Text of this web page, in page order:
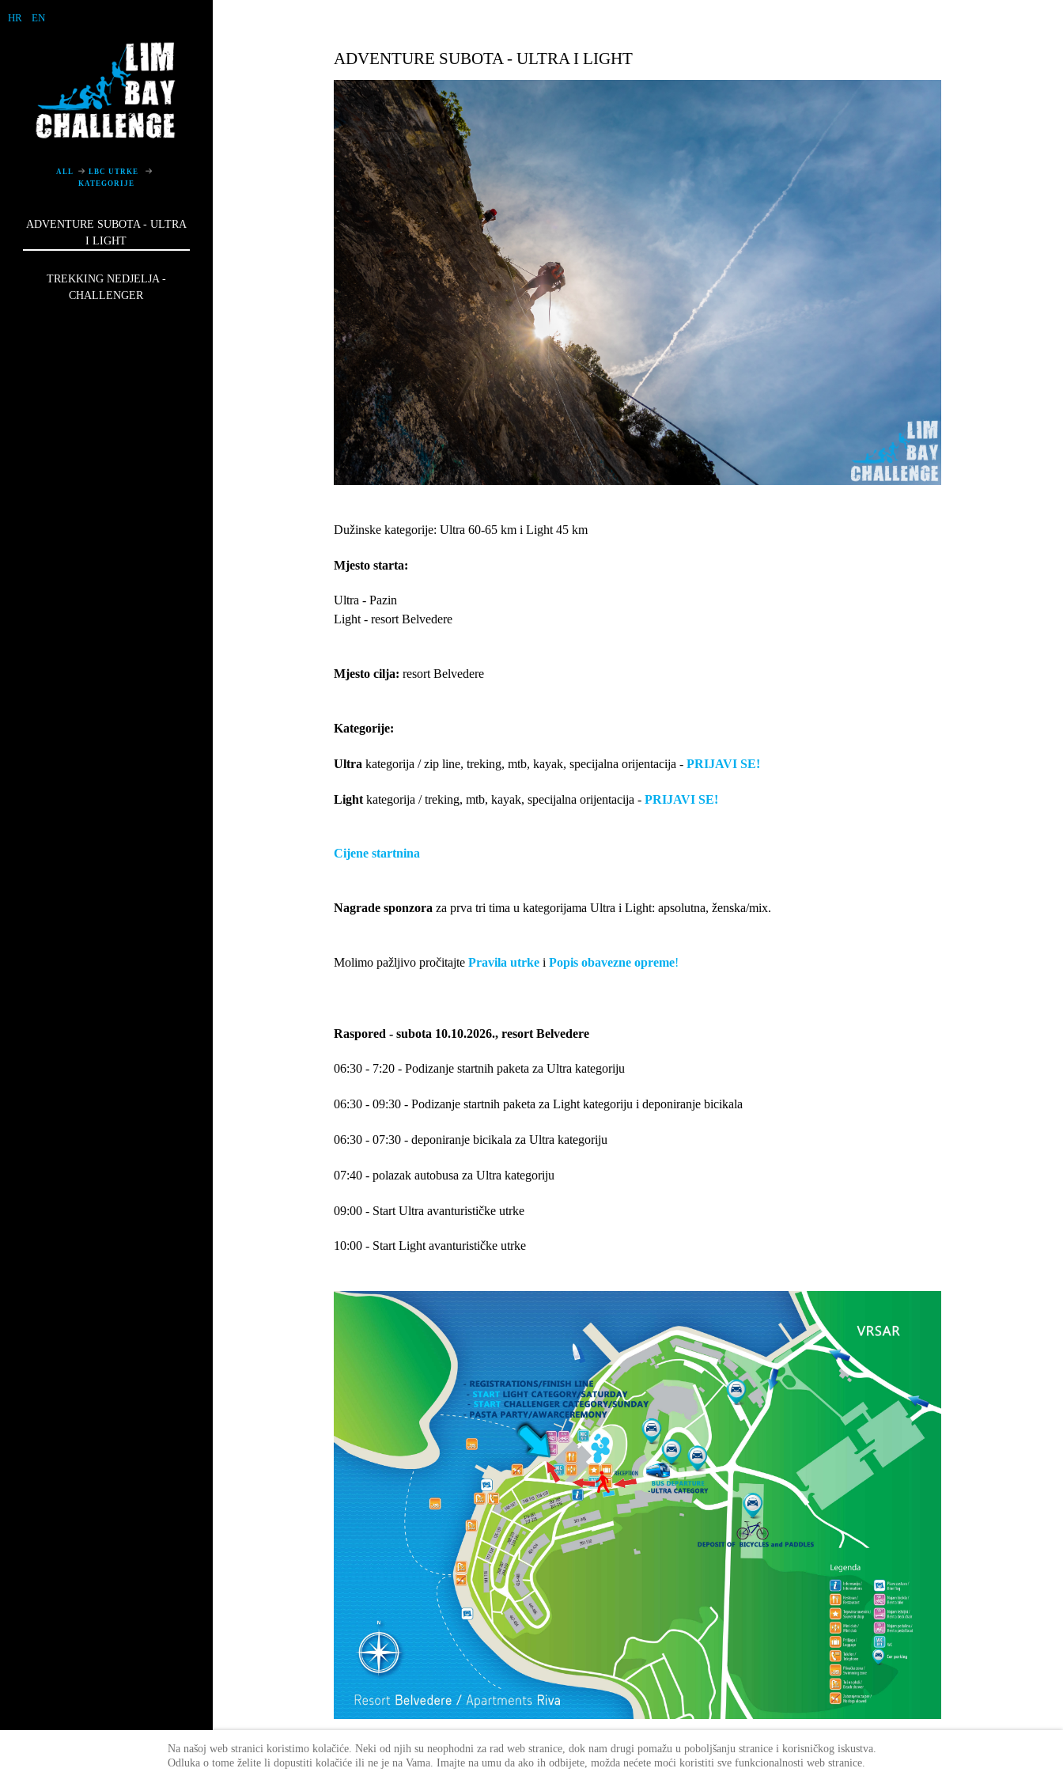
HR EN
ALL
LBC UTRKE
KATEGORIJE
ADVENTURE SUBOTA - ULTRA
I LIGHT
TREKKING NEDJELJA -
CHALLENGER
ADVENTURE SUBOTA - ULTRA I LIGHT
Dužinske kategorije: Ultra 60-65 km i Light 45 km
Mjesto starta:
Ultra - Pazin
Light - resort Belvedere
Mjesto cilja: resort Belvedere
Kategorije:
Ultra kategorija / zip line, treking, mtb, kayak, specijalna orijentacija -PRIJAVI SE!
Light kategorija / treking, mtb, kayak, specijalna orijentacija -PRIJAVI SE!
Cijene startnina
Nagrade sponzora za prva tri tima u kategorijama Ultra i Light: apsolutna, ženska/mix.
Molimo pažljivo pročitajtePravila utrke iPopis obavezne opreme!
Raspored - subota 10.10.2026., resort Belvedere
06:30 - 7:20 - Podizanje startnih paketa za Ultra kategoriju
06:30 - 09:30 - Podizanje startnih paketa za Light kategoriju i deponiranje bicikala
06:30 - 07:30 - deponiranje bicikala za Ultra kategoriju
07:40 - polazak autobusa za Ultra kategoriju
09:00 - Start Ultra avanturističke utrke
10:00 - Start Light avanturističke utrke
Na našoj web stranici koristimo kolačiće. Neki od njih su neophodni za rad web stranice, dok nam drugi pomažu u poboljšanju stranice i korisničkog iskustva.
Odluka o tome želite li dopustiti kolačiće ili ne je na Vama. Imajte na umu da ako ih odbijete, možda nećete moći koristiti sve funkcionalnosti web stranice.